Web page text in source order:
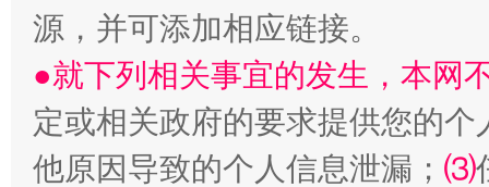
受贿1.44亿！段成刚被判无期 从幼
源，并可添加相应链接。
●就下列相关事宜的发生，本网
定或相关政府的要求提供您的个
他原因导致的个人信息泄漏； ⑶